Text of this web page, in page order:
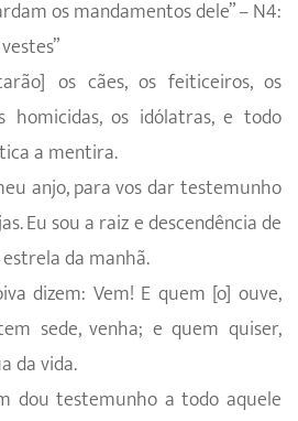
os mandamentos dele” – N4:
os cães, os feiticeiros, os
homicidas, os idólatras, e todo
a mentira.
anjo, para vos dar testemunho
Eu sou a raiz e descendência de
da manhã.
dizem: Vem! E quem [o] ouve,
sede, venha; e quem quiser,
da vida.
dou testemunho a todo aquele